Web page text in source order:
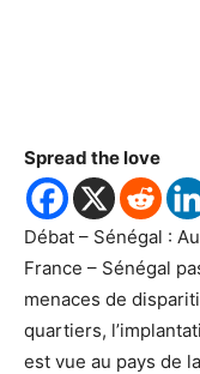
Spread the love
Débat – Sénégal :
France – Sénégal
menaces de
quartiers,
est vue au pays de